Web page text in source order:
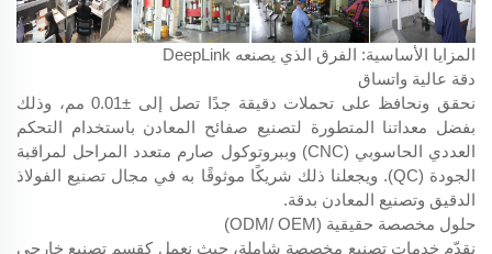
المزايا الأساسية: الفرق الذي يصنعه DeepLink
دقة عالية واتساق
نحقق ونحافظ على تحملات دقيقة جدًا تصل إلى ±0.01 مم، وذلك
بفضل معداتنا المتطورة لتصنيع صفائح المعادن باستخدام التحكم
العددي الحاسوبي (CNC) وببروتوكول صارم متعدد المراحل لمراقبة
الجودة (QC). ويجعلنا ذلك شريكًا موثوقًا به في مجال تصنيع الفولاذ
الدقيق وتصنيع المعادن بدقة.
حلول مخصصة حقيقية (ODM/ OEM)
نقدّم خدمات تصنيع مخصصة شاملة، حيث نعمل كقسم تصنيع خارجي